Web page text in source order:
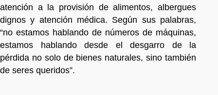
atención a la provisión de alimentos, albergues
dignos y atención médica. Según sus palabras,
“no estamos hablando de números de máquinas,
estamos hablando desde el desgarro de la
pérdida no solo de bienes naturales, sino también
de seres queridos”.